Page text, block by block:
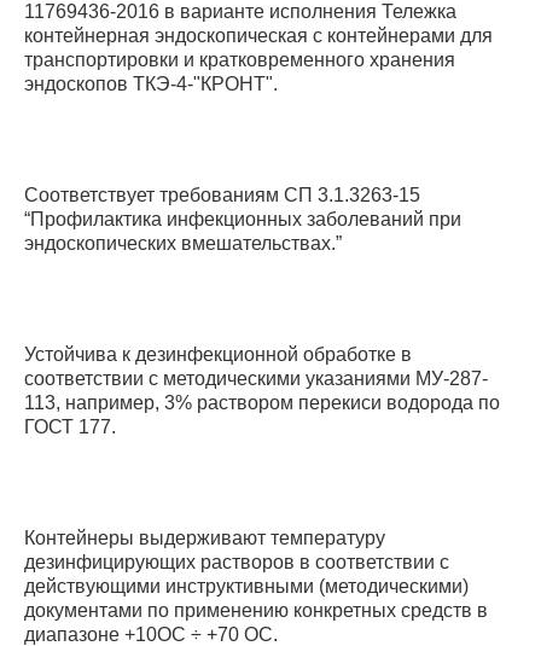
11769436-2016 в варианте исполнения Тележка
контейнерная эндоскопическая с контейнерами для
транспортировки и кратковременного хранения
эндоскопов ТКЭ-4-"КРОНТ".
Соответствует требованиям СП 3.1.3263-15
“Профилактика инфекционных заболеваний при
эндоскопических вмешательствах.”
Устойчива к дезинфекционной обработке в
соответствии с методическими указаниями МУ-287-
113, например, 3% раствором перекиси водорода по
ГОСТ 177.
Контейнеры выдерживают температуру
дезинфицирующих растворов в соответствии с
действующими инструктивными (методическими)
документами по применению конкретных средств в
диапазоне +10ОС ÷ +70 ОС.